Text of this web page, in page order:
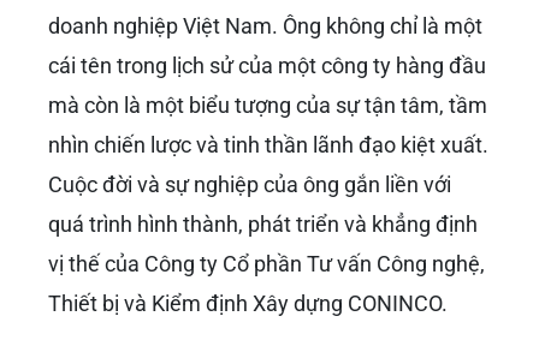
doanh nghiệp Việt Nam. Ông không chỉ là một
cái tên trong lịch sử của một công ty hàng đầu
mà còn là một biểu tượng của sự tận tâm, tầm
nhìn chiến lược và tinh thần lãnh đạo kiệt xuất.
Cuộc đời và sự nghiệp của ông gắn liền với
quá trình hình thành, phát triển và khẳng định
vị thế của Công ty Cổ phần Tư vấn Công nghệ,
Thiết bị và Kiểm định Xây dựng CONINCO.